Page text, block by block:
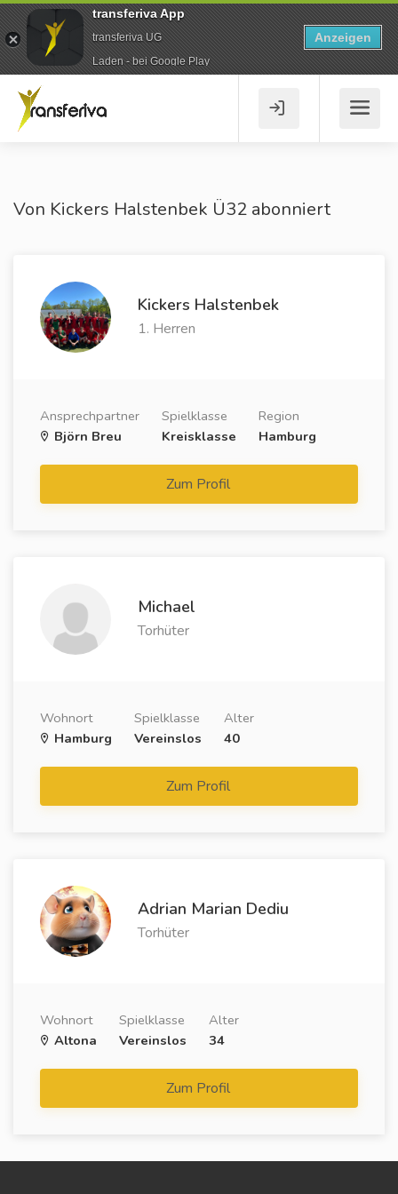
Von Kickers Halstenbek Ü32 abonniert
Kickers Halstenbek
1. Herren
Ansprechpartner
Björn Breu
Spielklasse
Kreisklasse
Region
Hamburg
Zum Profil
Michael
Torhüter
Wohnort
Hamburg
Spielklasse
Vereinslos
Alter
40
Zum Profil
Adrian Marian Dediu
Torhüter
Wohnort
Altona
Spielklasse
Vereinslos
Alter
34
Zum Profil
transferiva App
transferiva UG
Laden - bei Google Play
Anzeigen